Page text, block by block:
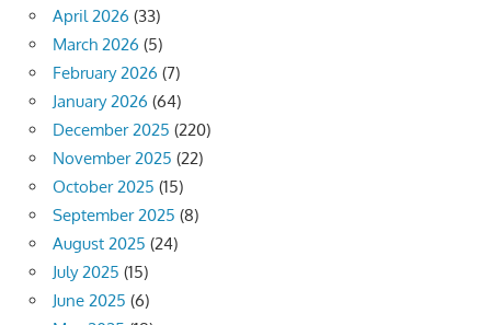
April 2026 (33)
March 2026 (5)
February 2026 (7)
January 2026 (64)
December 2025 (220)
November 2025 (22)
October 2025 (15)
September 2025 (8)
August 2025 (24)
July 2025 (15)
June 2025 (6)